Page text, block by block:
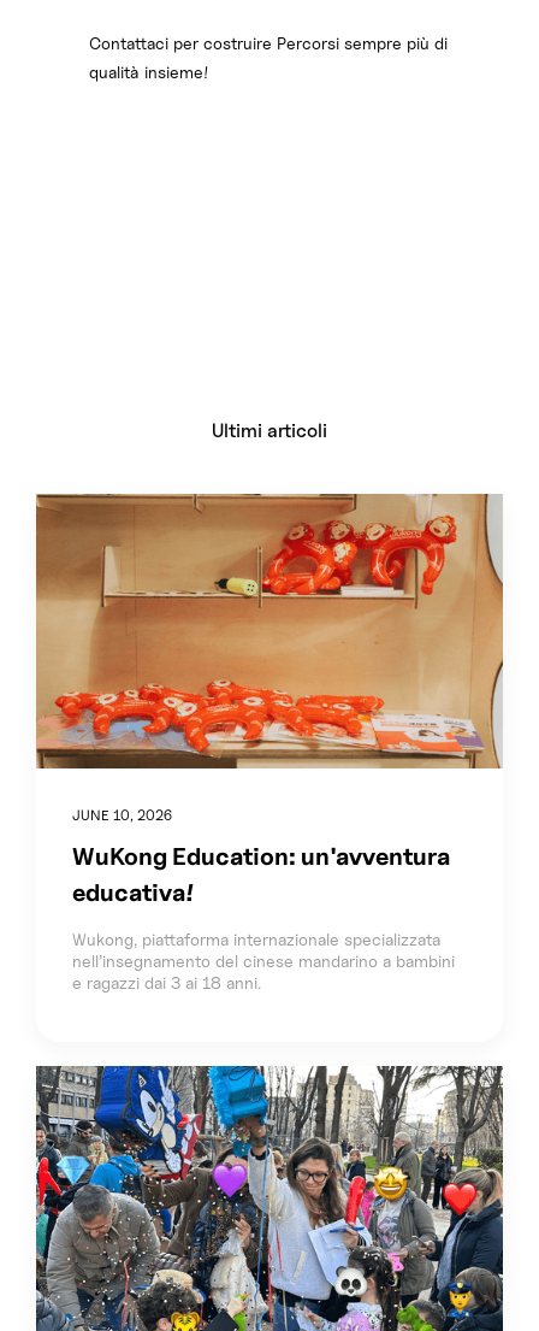
Contattaci per costruire Percorsi sempre più di
qualità insieme!
Ultimi articoli
JUNE 10, 2026
WuKong Education: un'avventura
educativa!
Wukong, piattaforma internazionale specializzata
nell’insegnamento del cinese mandarino a bambini
e ragazzi dai 3 ai 18 anni.